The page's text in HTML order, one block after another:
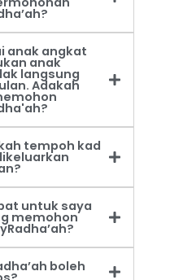
anak angkat
anak
langsung
Adakah
tempoh kad
untuk saya
memohon
boleh